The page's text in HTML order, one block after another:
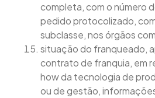
completa, com o número
pedido protocolizado,
subclasse, nos órgãos
situação do franqueado,
contrato de franquia, em
how da tecnologia de
ou de gestão,